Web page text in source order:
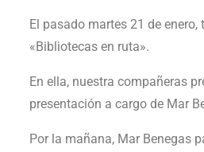
El pasado martes 21 de
«Bibliotecas en ruta».
En ella, nuestra compañeras
presentación a cargo de Mar
Por la mañana, Mar Benegas